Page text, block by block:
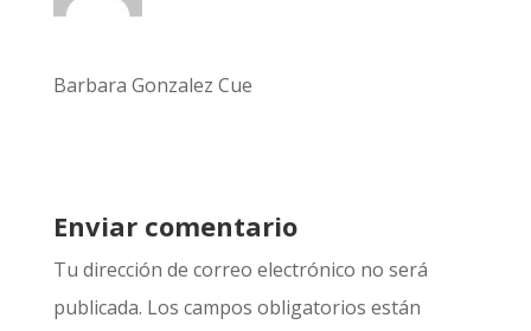
Barbara Gonzalez Cue
Enviar comentario
Tu dirección de correo electrónico no será
publicada. Los campos obligatorios están